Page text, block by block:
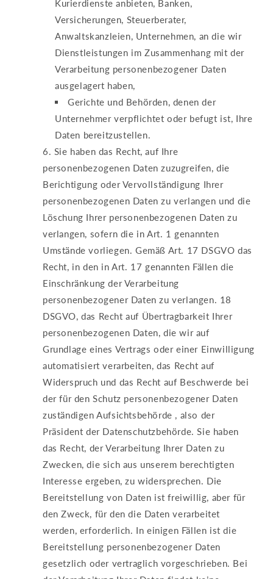
Kurierdienste anbieten, Banken,
Versicherungen, Steuerberater,
Anwaltskanzleien, Unternehmen, an die wir
Dienstleistungen im Zusammenhang mit der
Verarbeitung personenbezogener Daten
ausgelagert haben,
Gerichte und Behörden, denen der
Unternehmer verpflichtet oder befugt ist, Ihre
Daten bereitzustellen.
Sie haben das Recht, auf Ihre
personenbezogenen Daten zuzugreifen, die
Berichtigung oder Vervollständigung Ihrer
personenbezogenen Daten zu verlangen und die
Löschung Ihrer personenbezogenen Daten zu
verlangen, sofern die in Art. 1 genannten
Umstände vorliegen. Gemäß Art. 17 DSGVO das
Recht, in den in Art. 17 genannten Fällen die
Einschränkung der Verarbeitung
personenbezogener Daten zu verlangen. 18
DSGVO, das Recht auf Übertragbarkeit Ihrer
personenbezogenen Daten, die wir auf
Grundlage eines Vertrags oder einer Einwilligung
automatisiert verarbeiten, das Recht auf
Widerspruch und das Recht auf Beschwerde bei
der für den Schutz personenbezogener Daten
zuständigen Aufsichtsbehörde , also der
Präsident der Datenschutzbehörde. Sie haben
das Recht, der Verarbeitung Ihrer Daten zu
Zwecken, die sich aus unserem berechtigten
Interesse ergeben, zu widersprechen. Die
Bereitstellung von Daten ist freiwillig, aber für
den Zweck, für den die Daten verarbeitet
werden, erforderlich. In einigen Fällen ist die
Bereitstellung personenbezogener Daten
gesetzlich oder vertraglich vorgeschrieben. Bei